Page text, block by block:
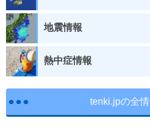
地震情報
熱中症情報
tenki.jpの全